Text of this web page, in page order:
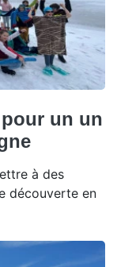
un un
à des
découverte en